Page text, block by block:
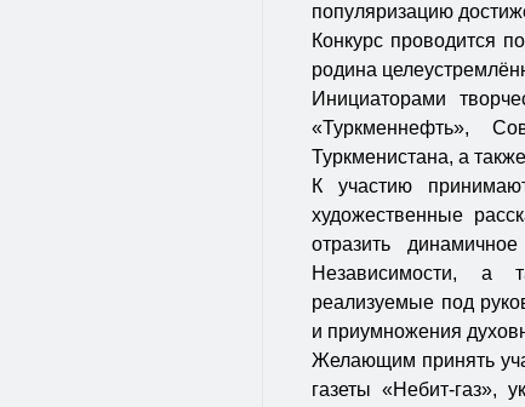
популяризацию
Конкурс проводится
родина
Инициаторами
«Туркменнефть»,
Туркменистана, а
К участию
художественные
отразить
Независимости, а
реализуемые под
и приумножения
Желающим принять
газеты «Небит-газ»,